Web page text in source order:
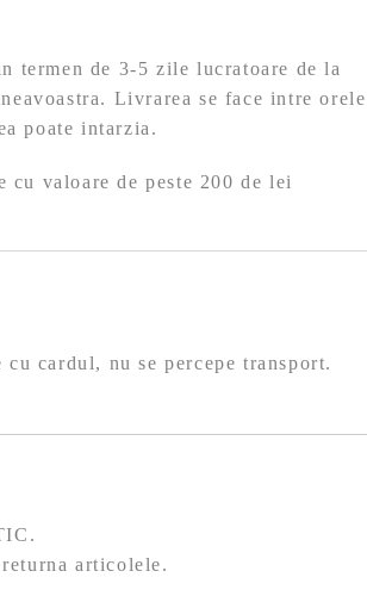
termen de 3-5 zile lucratoare de la
Livrarea se face intre orele
poate intarzia.
valoare de peste 200 de lei
cardul, nu se percepe transport.
articolele.